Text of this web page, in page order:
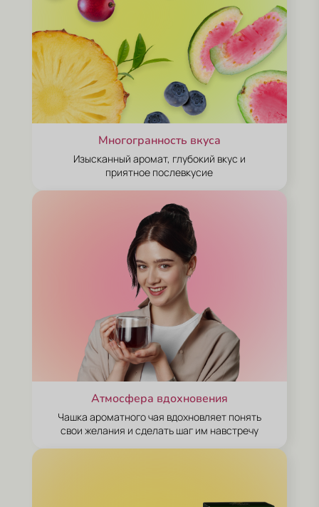
Многогранность вкуса
Изысканный аромат, глубокий вкус и
приятное послевкусие
Атмосфера вдохновения
Чашка ароматного чая вдохновляет понять
свои желания и сделать шаг им навстречу
ВЫИГРАТЬ ПУТЕШЕСТВИЕ
И ДРУГИЕ ЦЕННЫЕ ПРИЗЫ
Участвовать
Сроки акции: с 1 августа 2025 по 15 мая 2026. Подробнее: click.ru/3EJHAe
ОБРАТНАЯ СВЯЗЬ
Даю согласие на обработку персональных данных
Отправить сообщение
ОБРАТНАЯ СВЯЗЬ